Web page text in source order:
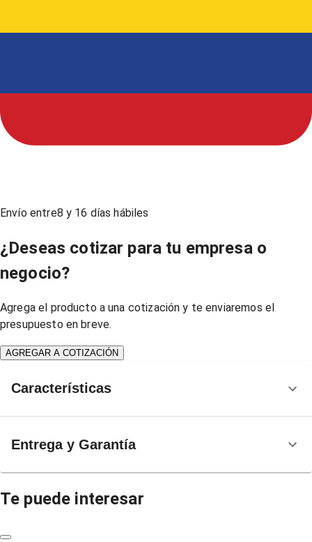
Envío entre8 y 16 días hábiles
¿Deseas cotizar para tu empresa o
negocio?
Agrega el producto a una cotización y te enviaremos el
presupuesto en breve.
AGREGAR A COTIZACIÓN
Características
Entrega y Garantía
Te puede interesar